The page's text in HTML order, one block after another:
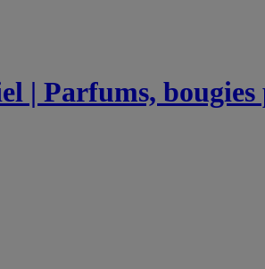
| Parfums, bougies